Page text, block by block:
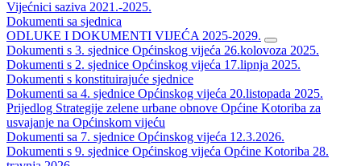
Vijećnici saziva 2021.-2025.
Dokumenti sa sjednica
ODLUKE I DOKUMENTI VIJEĆA 2025-2029.
Dokumenti s 3. sjednice Općinskog vijeća 26.kolovoza 2025.
Dokumenti s 2. sjednice Općinskog vijeća 17.lipnja 2025.
Dokumenti s konstituirajuće sjednice
Dokumenti sa 4. sjednice Općinskog vijeća 20.listopada 2025.
Prijedlog Strategije zelene urbane obnove Općine Kotoriba za
usvajanje na Općinskom vijeću
Dokumenti sa 7. sjednice Općinskog vijeća 12.3.2026.
Dokumenti s 9. sjednice Općinskog vijeća Općine Kotoriba 28.